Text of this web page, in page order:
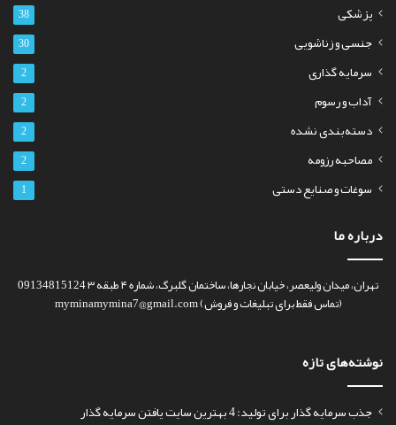
پزشکی 38
جنسی و زناشویی 30
سرمایه گذاری 2
آداب و رسوم 2
دسته‌بندی نشده 2
مصاحبه رزومه 2
سوغات و صنایع دستی 1
درباره ما
تهران، میدان ولیعصر، خیابان نجارها، ساختمان گلبرگ، شماره ۴ طبقه ۳ 09134815124
(تماس فقط برای تبلیغات و فروش) myminamymina7@gmail.com
نوشته‌های تازه
جذب سرمایه گذار برای تولید: 4 بهترین سایت یافتن سرمایه گذار